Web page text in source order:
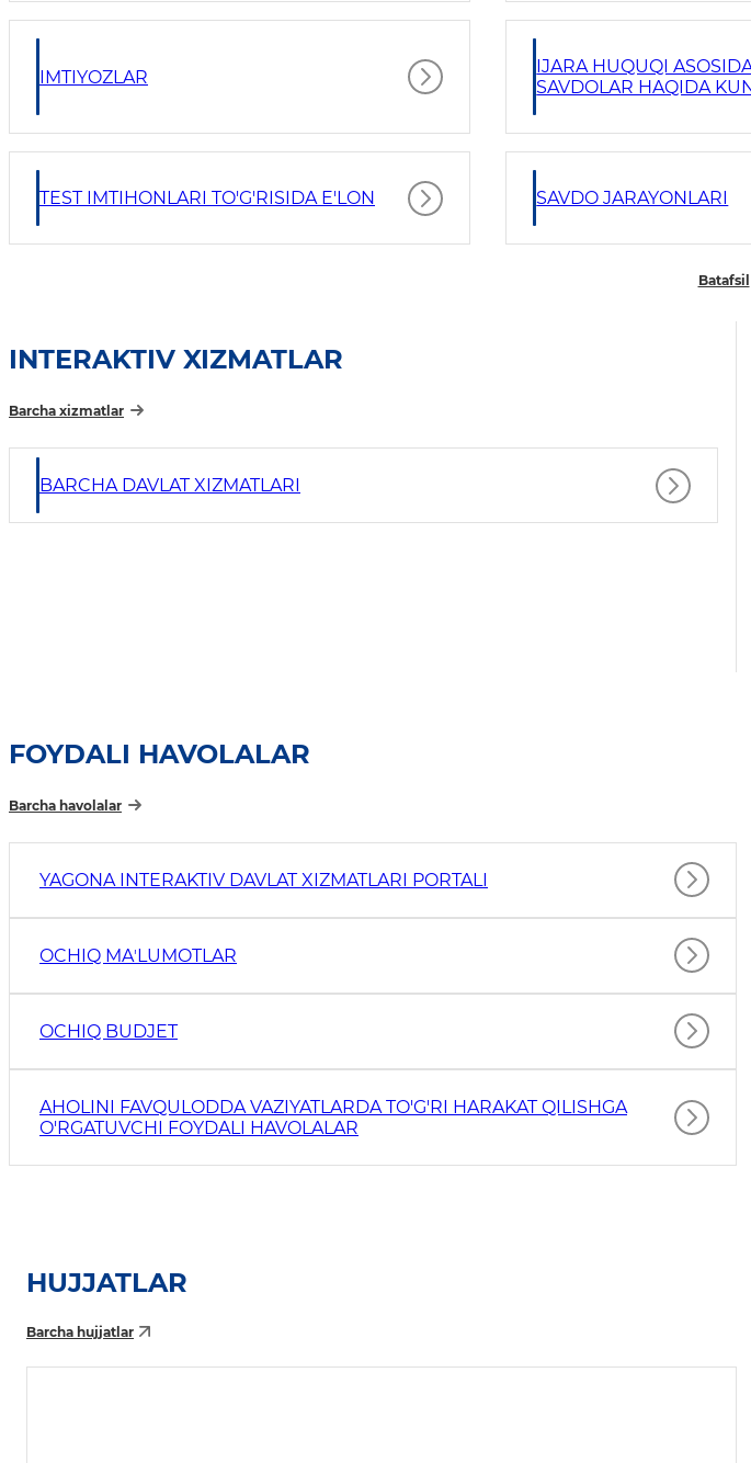
IMTIYOZLAR
IJARA HUQUQI
SAVDOLAR HAQIDA
TEST IMTIHONLARI TO'G'RISIDA E'LON SAVDO JARAYONLARI
Batafsil
INTERAKTIV XIZMATLAR
Barcha xizmatlar
BARCHA DAVLAT XIZMATLARI
FOYDALI HAVOLALAR
Barcha havolalar
YAGONA INTERAKTIV DAVLAT XIZMATLARI PORTALI
OCHIQ MAʼLUMOTLAR
OCHIQ BUDJET
AHOLINI FAVQULODDA VAZIYATLARDA TO'G'RI HARAKAT QILISHGA
O'RGATUVCHI FOYDALI HAVOLALAR
HUJJATLAR
Barcha hujjatlar